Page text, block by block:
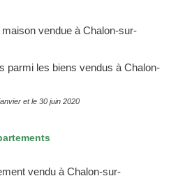
vendue à Chalon-sur-
parmi les biens vendus à Chalon-
et le 30 juin 2020
vendu à Chalon-sur-